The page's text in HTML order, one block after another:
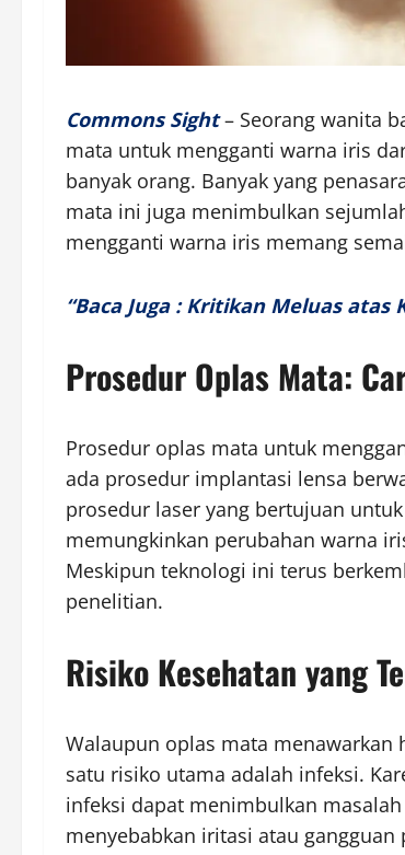
Commons Sight– Seorang wanita
mata untuk mengganti warna iris
banyak orang. Banyak yang
mata ini juga menimbulkan
mengganti warna iris memang
“Baca Juga : Kritikan Meluas atas
Prosedur Oplas Mata:
Prosedur oplas mata untuk
ada prosedur implantasi lensa
prosedur laser yang bertujuan
memungkinkan perubahan warna
Meskipun teknologi ini terus
penelitian.
Risiko Kesehatan yang
Walaupun oplas mata
satu risiko utama adalah infeksi.
infeksi dapat menimbulkan
menyebabkan iritasi atau